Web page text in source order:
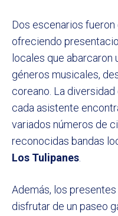
Dos escenarios
ofreciendo
locales que abarcaron
géneros musicales,
coreano. La
cada asistente
variados números de
reconocidas bandas
Los Tulipanes.
Además, los
disfrutar de un paseo